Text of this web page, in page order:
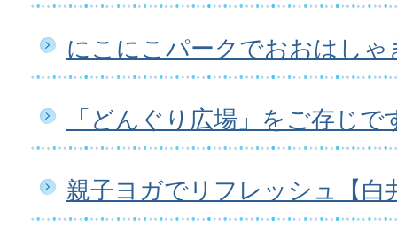
にこにこパークでおおはしゃ
「どんぐり広場」をご存じで
親子ヨガでリフレッシュ【白